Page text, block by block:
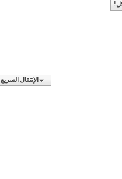
الإنتقال السريع